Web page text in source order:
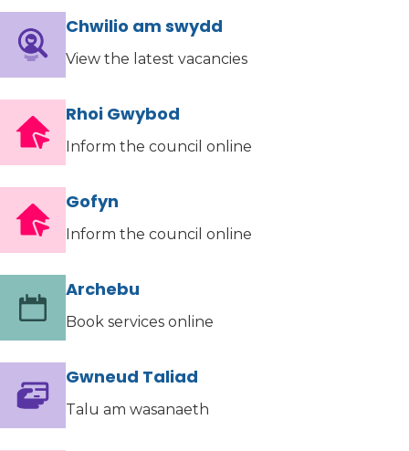
Chwilio am swydd
(yn agor mewn tab newydd)
View the latest vacancies
Rhoi Gwybod
Inform the council online
Gofyn
Inform the council online
Archebu
Book services online
Gwneud Taliad
Talu am wasanaeth